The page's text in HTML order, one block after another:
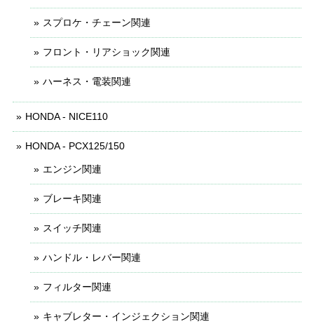
スプロケ・チェーン関連
フロント・リアショック関連
ハーネス・電装関連
HONDA - NICE110
HONDA - PCX125/150
エンジン関連
ブレーキ関連
スイッチ関連
ハンドル・レバー関連
フィルター関連
キャブレター・インジェクション関連